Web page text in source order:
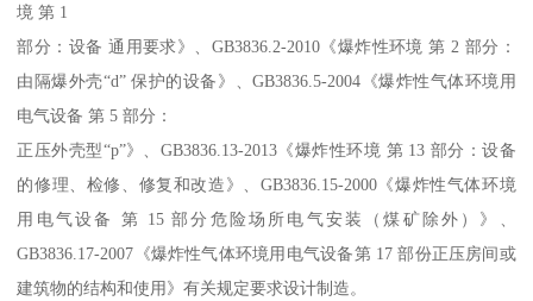
境 第 1
部分：设备 通用要求》、GB3836.2-2010《爆炸性环境 第 2 部分：
由隔爆外壳“d” 保护的设备》、GB3836.5-2004《爆炸性气体环境用
电气设备 第 5 部分：
正压外壳型“p”》、GB3836.13-2013《爆炸性环境 第 13 部分：设备
的修理、检修、修复和改造》、GB3836.15-2000《爆炸性气体环境
用电气设备 第 15 部分危险场所电气安装（煤矿除外）》、
GB3836.17-2007《爆炸性气体环境用电气设备第 17 部份正压房间或
建筑物的结构和使用》有关规定要求设计制造。